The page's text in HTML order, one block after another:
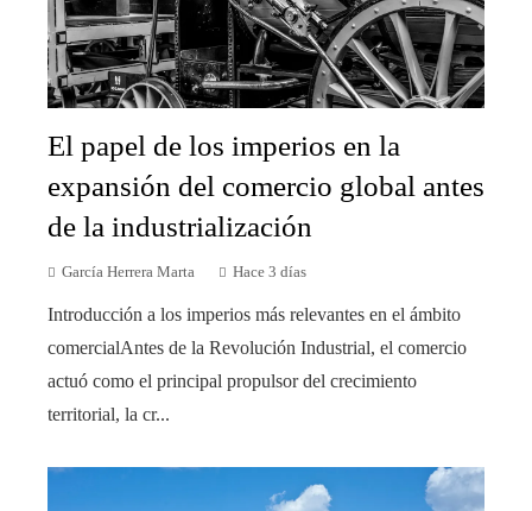
El papel de los imperios en la
expansión del comercio global antes
de la industrialización
García Herrera Marta Hace 3 días
Introducción a los imperios más relevantes en el ámbito
comercialAntes de la Revolución Industrial, el comercio
actuó como el principal propulsor del crecimiento
territorial, la cr...